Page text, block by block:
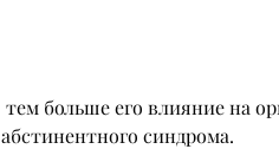
абстинентного синдрома.